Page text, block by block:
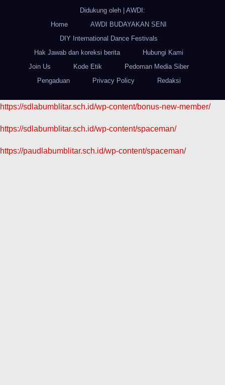
Didukung oleh
AWDI:
Home
AWDI BUDAYAKAN SENI
DIY International Dance Festivals
Hak Jawab dan koreksi berita
Hubungi Kami
Join Us
Kode Etik
Pedoman Media Siber
Pengaduan
Privacy Policy Redaksi
https://sdlabumblitar.sch.id/wp-content/bonus-new-member/
https://sdlabumblitar.sch.id/wp-content/spaceman/
https://paudlabumblitar.sch.id/wp-content/spaceman/